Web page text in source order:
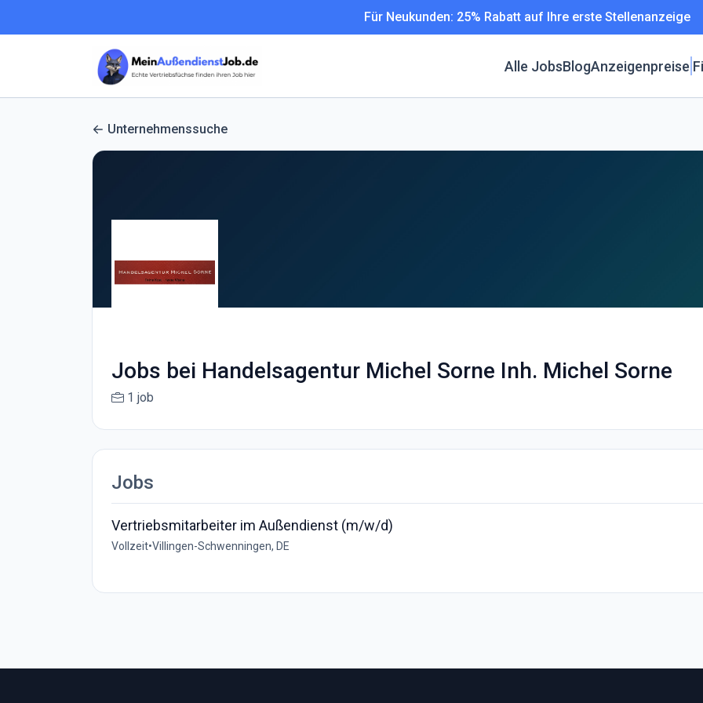
Für Neukunden: 25% Rabatt auf Ihre erste Stellenanzeige
Alle JobsBlogAnzeigenpreise
Unternehmenssuche
Jobs bei Handelsagentur Michel Sorne Inh. Michel Sorne
1 job
Jobs
Vertriebsmitarbeiter im Außendienst (m/w/d)
Vollzeit•Villingen-Schwenningen, DE